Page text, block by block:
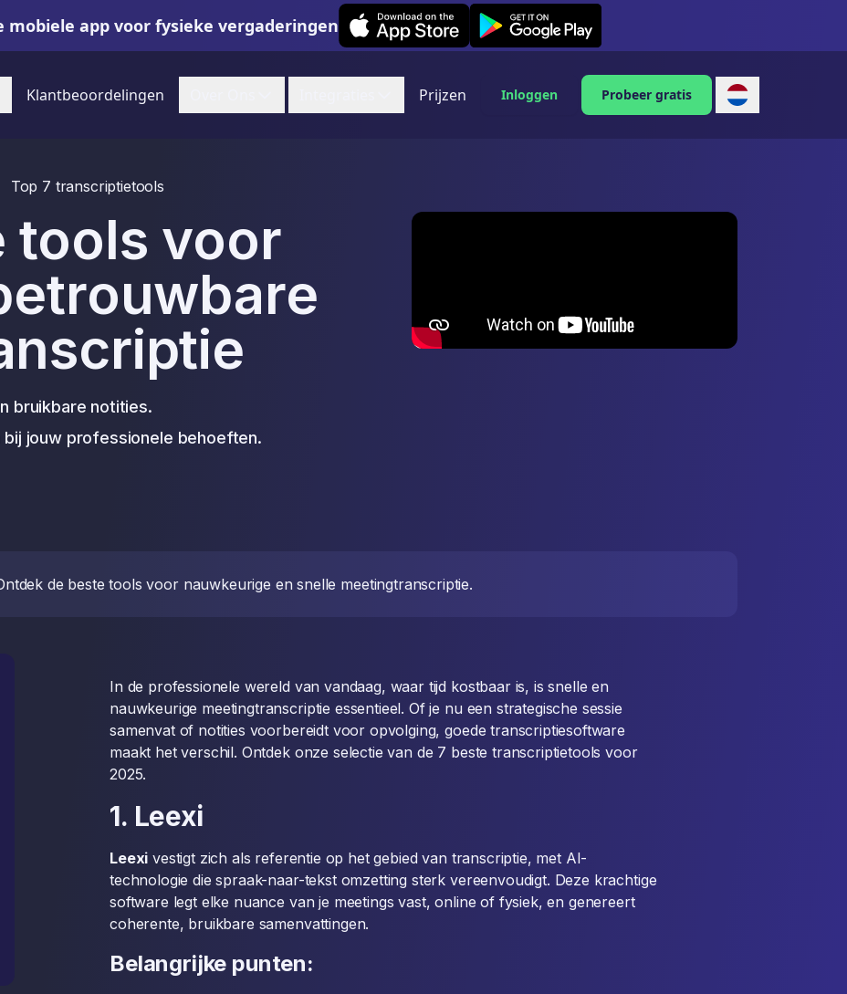
mobiele app voor fysieke vergaderingen
Leexi on iOS Leexi on Android
Klantbeoordelingen Prijzen Inloggen Probeer gratis
Top 7 transcriptietools
tools voor
bruikbare notities.
jouw professionele behoeften.
de beste tools voor nauwkeurige en snelle meetingtranscriptie.
In de professionele wereld van vandaag, waar tijd kostbaar is, is snelle en
nauwkeurige meetingtranscriptie essentieel. Of je nu een strategische sessie
samenvat of notities voorbereidt voor opvolging, goede transcriptiesoftware
maakt het verschil. Ontdek onze selectie van de 7 beste transcriptietools voor
2025.
1. Leexi
Leexi vestigt zich als referentie op het gebied van transcriptie, met AI-
technologie die spraak-naar-tekst omzetting sterk vereenvoudigt. Deze krachtige
software legt elke nuance van je meetings vast, online of fysiek, en genereert
coherente, bruikbare samenvattingen.
Belangrijke punten: